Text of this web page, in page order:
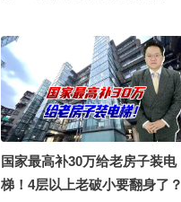
国家最高补30万给老房子装电
梯！4层以上老破小要翻身了？